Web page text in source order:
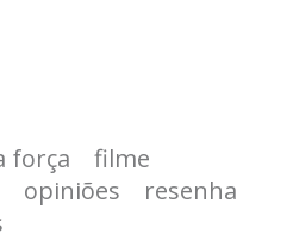
força
filme
opiniões
resenha